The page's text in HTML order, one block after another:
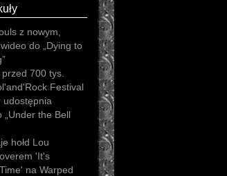
z nowym,
do „Dying to
700 tys.
Festival
udostępnia
„Under the Bell
hołd Lou
'It's
na Warped